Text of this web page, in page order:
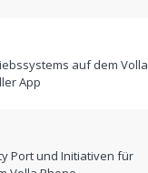
auf dem Volla
App
Port und Initiativen für